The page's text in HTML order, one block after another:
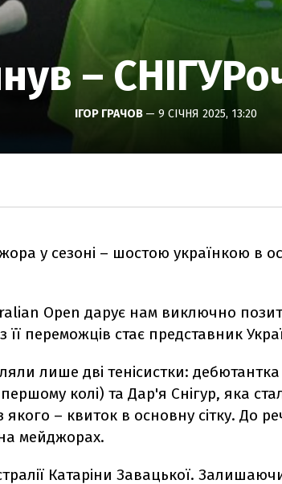
–
ІГОР ГРАЧОВ — 9 СІЧНЯ 2025, 13:20
у сезоні – шостою українкою в
Open дарує нам виключно
її переможців стає представник
лише дві тенісистки: дебютантка
колі) та Дар'я Снігур, яка
– квиток в основну сітку. До
мейджорах.
Катаріни Завацької.